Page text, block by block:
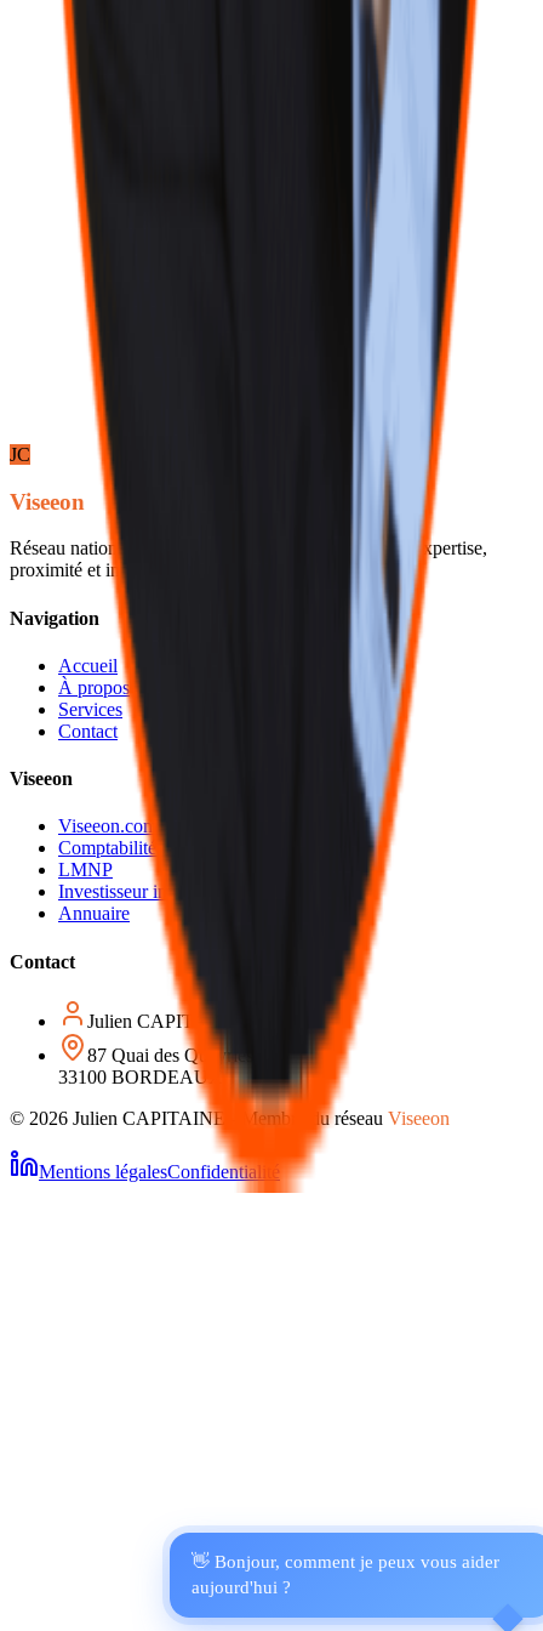
Prénom *
Nom *
Email *
Téléphone
Entreprise
Message *
Je souhaite prendre un rendez-vous
Envoyer le message
JC
Viseeon
Réseau national d'experts-comptables indépendants. Expertise,
proximité et innovation au service des entrepreneurs.
Navigation
Accueil
À propos
Services
Contact
Viseeon
Viseeon.com
Comptabilité IAD
LMNP
Investisseur immobilier
Annuaire
Contact
Julien CAPITAINE
87 Quai des Queyries
33100 BORDEAUX
© 2026 Julien CAPITAINE - Membre du réseau Viseeon
Mentions légalesConfidentialité
👋 Bonjour, comment je peux vous aider
aujourd'hui ?